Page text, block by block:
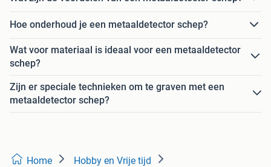
Hoe onderhoud je een metaaldetector schep?
Wat voor materiaal is ideaal voor een metaaldetector
schep?
Zijn er speciale technieken om te graven met een
metaaldetector schep?
Home Hobby en Vrije tijd